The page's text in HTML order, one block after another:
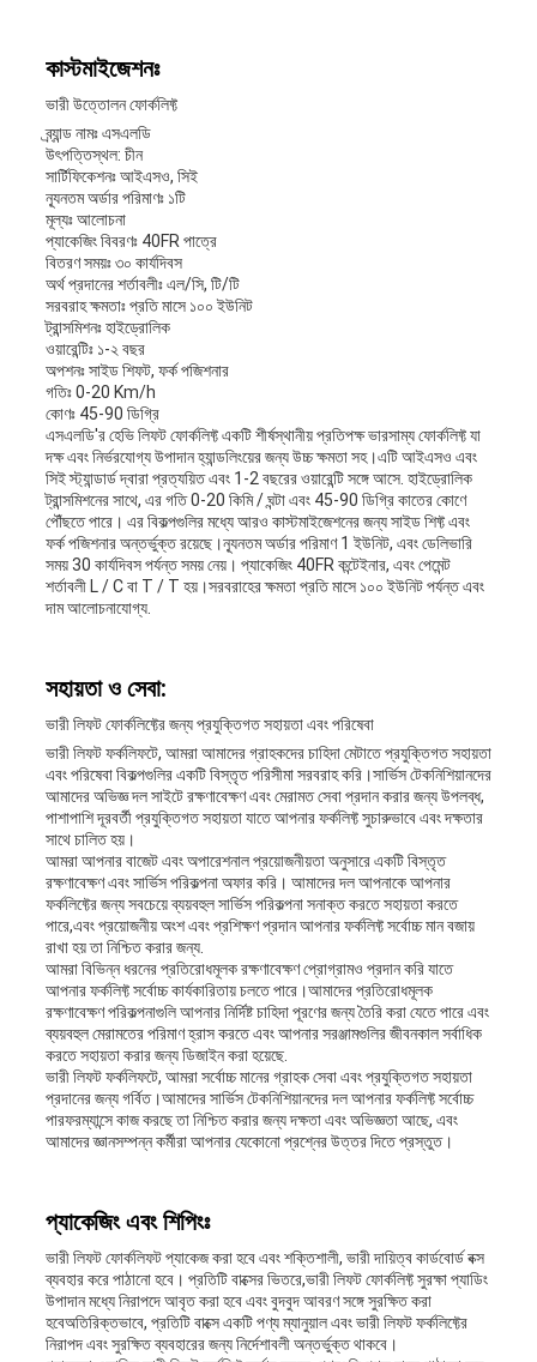
কাস্টমাইজেশনঃ
ভারী উত্তোলন ফোর্কলিফ্ট
ব্র্যান্ড নামঃ এসএলডি
উৎপত্তিস্থল: চীন
সার্টিফিকেশনঃ আইএসও, সিই
ন্যূনতম অর্ডার পরিমাণঃ ১টি
মূল্যঃ আলোচনা
প্যাকেজিং বিবরণঃ 40FR পাত্রে
বিতরণ সময়ঃ ৩০ কার্যদিবস
অর্থ প্রদানের শর্তাবলীঃ এল/সি, টি/টি
সরবরাহ ক্ষমতাঃ প্রতি মাসে ১০০ ইউনিট
ট্রান্সমিশনঃ হাইড্রোলিক
ওয়ারেন্টিঃ ১-২ বছর
অপশনঃ সাইড শিফট, ফর্ক পজিশনার
গতিঃ 0-20 Km/h
কোণঃ 45-90 ডিগ্রি
এসএলডি'র হেভি লিফট ফোর্কলিফ্ট একটি শীর্ষস্থানীয় প্রতিপক্ষ ভারসাম্য ফোর্কলিফ্ট যা
দক্ষ এবং নির্ভরযোগ্য উপাদান হ্যান্ডলিংয়ের জন্য উচ্চ ক্ষমতা সহ।এটি আইএসও এবং
সিই স্ট্যান্ডার্ড দ্বারা প্রত্যয়িত এবং 1-2 বছরের ওয়ারেন্টি সঙ্গে আসে. হাইড্রোলিক
ট্রান্সমিশনের সাথে, এর গতি 0-20 কিমি / ঘন্টা এবং 45-90 ডিগ্রি কাতের কোণে
পৌঁছতে পারে। এর বিকল্পগুলির মধ্যে আরও কাস্টমাইজেশনের জন্য সাইড শিফ্ট এবং
ফর্ক পজিশনার অন্তর্ভুক্ত রয়েছে।ন্যূনতম অর্ডার পরিমাণ 1 ইউনিট, এবং ডেলিভারি
সময় 30 কার্যদিবস পর্যন্ত সময় নেয়। প্যাকেজিং 40FR কন্টেইনার, এবং পেমেন্ট
শর্তাবলী L / C বা T / T হয়।সরবরাহের ক্ষমতা প্রতি মাসে ১০০ ইউনিট পর্যন্ত এবং
দাম আলোচনাযোগ্য.
সহায়তা ও সেবা:
ভারী লিফট ফোর্কলিফ্টের জন্য প্রযুক্তিগত সহায়তা এবং পরিষেবা
ভারী লিফট ফর্কলিফটে, আমরা আমাদের গ্রাহকদের চাহিদা মেটাতে প্রযুক্তিগত সহায়তা
এবং পরিষেবা বিকল্পগুলির একটি বিস্তৃত পরিসীমা সরবরাহ করি।সার্ভিস টেকনিশিয়ানদের
আমাদের অভিজ্ঞ দল সাইটে রক্ষণাবেক্ষণ এবং মেরামত সেবা প্রদান করার জন্য উপলব্ধ,
পাশাপাশি দূরবর্তী প্রযুক্তিগত সহায়তা যাতে আপনার ফর্কলিফ্ট সুচারুভাবে এবং দক্ষতার
সাথে চালিত হয়।
আমরা আপনার বাজেট এবং অপারেশনাল প্রয়োজনীয়তা অনুসারে একটি বিস্তৃত
রক্ষণাবেক্ষণ এবং সার্ভিস পরিকল্পনা অফার করি। আমাদের দল আপনাকে আপনার
ফর্কলিফ্টের জন্য সবচেয়ে ব্যয়বহুল সার্ভিস পরিকল্পনা সনাক্ত করতে সহায়তা করতে
পারে,এবং প্রয়োজনীয় অংশ এবং প্রশিক্ষণ প্রদান আপনার ফর্কলিফ্ট সর্বোচ্চ মান বজায়
রাখা হয় তা নিশ্চিত করার জন্য.
আমরা বিভিন্ন ধরনের প্রতিরোধমূলক রক্ষণাবেক্ষণ প্রোগ্রামও প্রদান করি যাতে
আপনার ফর্কলিফ্ট সর্বোচ্চ কার্যকারিতায় চলতে পারে।আমাদের প্রতিরোধমূলক
রক্ষণাবেক্ষণ পরিকল্পনাগুলি আপনার নির্দিষ্ট চাহিদা পূরণের জন্য তৈরি করা যেতে পারে এবং
ব্যয়বহুল মেরামতের পরিমাণ হ্রাস করতে এবং আপনার সরঞ্জামগুলির জীবনকাল সর্বাধিক
করতে সহায়তা করার জন্য ডিজাইন করা হয়েছে.
ভারী লিফট ফর্কলিফটে, আমরা সর্বোচ্চ মানের গ্রাহক সেবা এবং প্রযুক্তিগত সহায়তা
প্রদানের জন্য গর্বিত।আমাদের সার্ভিস টেকনিশিয়ানদের দল আপনার ফর্কলিফ্ট সর্বোচ্চ
পারফরম্যান্সে কাজ করছে তা নিশ্চিত করার জন্য দক্ষতা এবং অভিজ্ঞতা আছে, এবং
আমাদের জ্ঞানসম্পন্ন কর্মীরা আপনার যেকোনো প্রশ্নের উত্তর দিতে প্রস্তুত।
প্যাকেজিং এবং শিপিংঃ
ভারী লিফট ফোর্কলিফট প্যাকেজ করা হবে এবং শক্তিশালী, ভারী দায়িত্ব কার্ডবোর্ড বক্স
ব্যবহার করে পাঠানো হবে। প্রতিটি বাক্সের ভিতরে,ভারী লিফট ফোর্কলিফ্ট সুরক্ষা প্যাডিং
উপাদান মধ্যে নিরাপদে আবৃত করা হবে এবং বুদবুদ আবরণ সঙ্গে সুরক্ষিত করা
হবেঅতিরিক্তভাবে, প্রতিটি বাক্সে একটি পণ্য ম্যানুয়াল এবং ভারী লিফট ফর্কলিফ্টের
নিরাপদ এবং সুরক্ষিত ব্যবহারের জন্য নির্দেশাবলী অন্তর্ভুক্ত থাকবে।